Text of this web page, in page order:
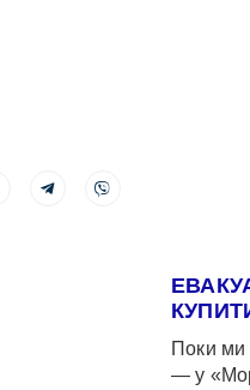
Поки ми
— у